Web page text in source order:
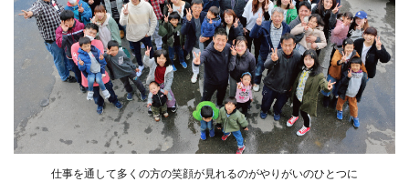
仕事を通して多くの方の笑顔が見れるのがやりがいのひとつに